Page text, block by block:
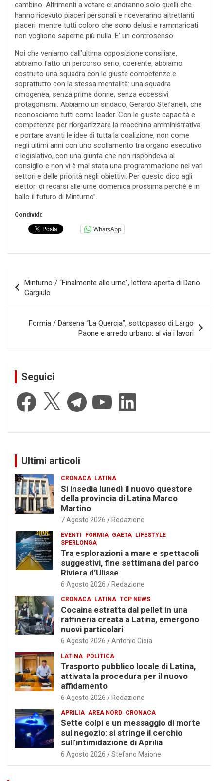
cambino. Altrimenti a votare ci andranno solo quelli che
hanno ricevuto piaceri personali e riceveranno altrettanti
piaceri, mentre tutti coloro che sono delusi e rammaricati
non vogliono saperne più nulla. E’ un controsenso.
Noi che veniamo dall’ultima opposizione consiliare,
abbiamo fatto un percorso serio, coerente, abbiamo
costruito una squadra con le giuste competenze e
soprattutto con la stessa mentalità: una squadra
omogenea, senza prime donne, senza eccessivi
protagonismi. Abbiamo un sindaco, Gerardo Stefanelli, che
riconosciamo tutti come leader. Con le giuste capacità e
competenze per riorganizzare la macchina amministrativa
e portare avanti le idee di tutta la coalizione, non come
negli ultimi anni con uno scollamento tra organo esecutivo
e legislativo, con una giunta che non rispondeva al
consiglio e non vi è mai stata una programmazione nei vari
settori e delle priorità negli obiettivi. Per questo dico agli
elettori di recarsi alle urne domenica prossima perché è in
ballo il futuro di Minturno”.
Condividi:
WhatsApp
articoli
Minturno / “Finalmente alle urne”, lettera aperta di Dario
Gargiulo
Formia / Darsena “La Quercia”, sottopasso di Largo
Paone e arredo urbano: al via i lavori
Seguici
Facebook Telegram YouTube LinkedIn
Ultimi articoli
CRONACA LATINA
Si insedia lunedì il nuovo questore
della provincia di Latina Marco
Martino
7 Agosto 2026 Redazione
EVENTI FORMIA GAETA LIFESTYLE
SPERLONGA
Tra esplorazioni a mare e spettacoli
suggestivi, fine settimana del parco
Riviera d’Ulisse
6 Agosto 2026 Redazione
CRONACA LATINA TOP NEWS
Cocaina estratta dal pellet in una
raffineria creata a Latina, emergono
nuovi particolari
6 Agosto 2026 Antonio Gioia
LATINA POLITICA
Trasporto pubblico locale di Latina,
attivata la procedura per il nuovo
affidamento
6 Agosto 2026 Redazione
APRILIA AREA NORD CRONACA
Sette colpi e un messaggio di morte
sul negozio: si stringe il cerchio
sull’intimidazione di Aprilia
6 Agosto 2026 Stefano Maione